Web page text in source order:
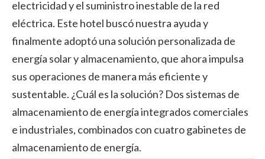
electricidad y el suministro inestable de la red
eléctrica. Este hotel buscó nuestra ayuda y
finalmente adoptó una solución personalizada de
energía solar y almacenamiento, que ahora impulsa
sus operaciones de manera más eficiente y
sustentable. ¿Cuál es la solución? Dos sistemas de
almacenamiento de energía integrados comerciales
e industriales, combinados con cuatro gabinetes de
almacenamiento de energía.